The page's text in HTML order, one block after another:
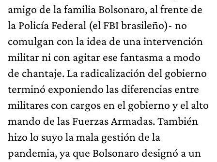
amigo de la familia Bolsonaro, al frente de
la Policía Federal (el FBI brasileño)- no
comulgan con la idea de una intervención
militar ni con agitar ese fantasma a modo
de chantaje. La radicalización del gobierno
terminó exponiendo las diferencias entre
militares con cargos en el gobierno y el alto
mando de las Fuerzas Armadas. También
hizo lo suyo la mala gestión de la
pandemia, ya que Bolsonaro designó a un